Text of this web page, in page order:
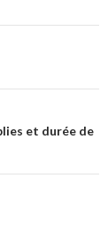
et durée de